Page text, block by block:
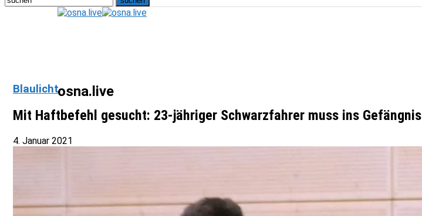
osna.live
Blaulicht
Mit Haftbefehl gesucht: 23-jähriger Schwarzfahrer muss ins Gefängnis
4. Januar 2021